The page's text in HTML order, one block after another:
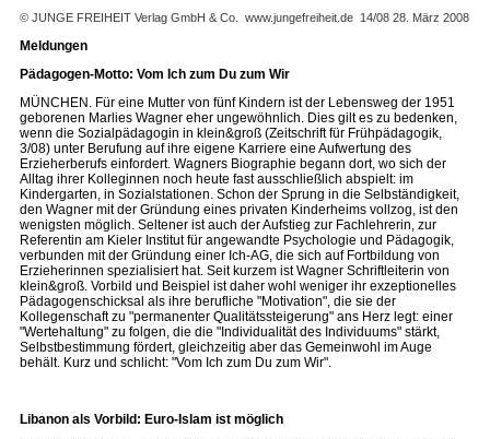
© JUNGE FREIHEIT Verlag GmbH & Co. www.jungefreiheit.de 14/08 28. März 2008
Meldungen
Pädagogen-Motto: Vom Ich zum Du zum Wir
MÜNCHEN. Für eine Mutter von fünf Kindern ist der Lebensweg der 1951
geborenen Marlies Wagner eher ungewöhnlich. Dies gilt es zu bedenken,
wenn die Sozialpädagogin in klein&groß (Zeitschrift für Frühpädagogik,
3/08) unter Berufung auf ihre eigene Karriere eine Aufwertung des
Erzieherberufs einfordert. Wagners Biographie begann dort, wo sich der
Alltag ihrer Kolleginnen noch heute fast ausschließlich abspielt: im
Kindergarten, in Sozialstationen. Schon der Sprung in die Selbständigkeit,
den Wagner mit der Gründung eines privaten Kinderheims vollzog, ist den
wenigsten möglich. Seltener ist auch der Aufstieg zur Fachlehrerin, zur
Referentin am Kieler Institut für angewandte Psychologie und Pädagogik,
verbunden mit der Gründung einer Ich-AG, die sich auf Fortbildung von
Erzieherinnen spezialisiert hat. Seit kurzem ist Wagner Schriftleiterin von
klein&groß. Vorbild und Beispiel ist daher wohl weniger ihr exzeptionelles
Pädagogenschicksal als ihre berufliche "Motivation", die sie der
Kollegenschaft zu "permanenter Qualitätssteigerung" ans Herz legt: einer
"Wertehaltung" zu folgen, die die "Individualität des Individuums" stärkt,
Selbstbestimmung fördert, gleichzeitig aber das Gemeinwohl im Auge
behält. Kurz und schlicht: "Vom Ich zum Du zum Wir".
Libanon als Vorbild: Euro-Islam ist möglich